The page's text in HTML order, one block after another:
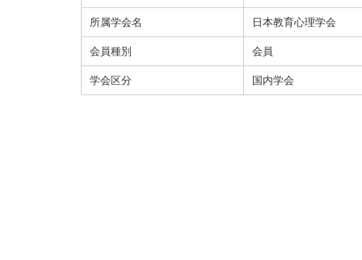
所属学会名 日本教育心理学会
会員種別 会員
学会区分 国内学会